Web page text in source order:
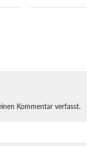
Kommentar verfasst.